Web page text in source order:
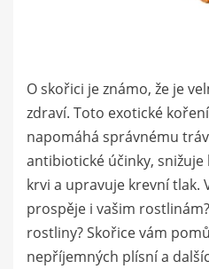
O skořici je známo, že je
zdraví. Toto exotické
napomáhá správnému
antibiotické účinky,
krvi a upravuje krevní tlak.
prospěje i vašim
rostliny? Skořice vám
nepříjemných plísní a